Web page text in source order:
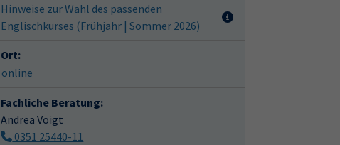
Hinweise zur Wahl des passenden
Englischkurses (Frühjahr | Sommer 2026)
Ort:
online
Fachliche Beratung:
Andrea Voigt
0351 25440-11